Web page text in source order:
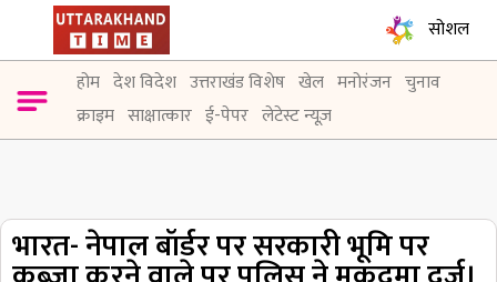
सोशल
होम देश विदेश उत्तराखंड विशेष खेल मनोरंजन चुनाव
क्राइम साक्षात्कार ई-पेपर लेटेस्ट न्यूज़
भारत- नेपाल बॉर्डर पर सरकारी भूमि पर